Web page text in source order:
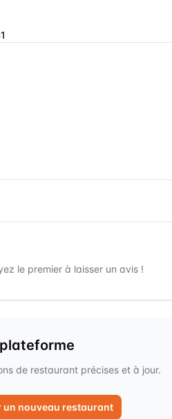
le premier à laisser un avis !
de restaurant précises et à jour.
un nouveau restaurant